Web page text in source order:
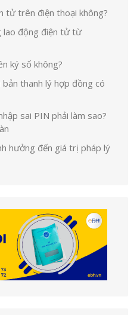
tử trên điện thoại không?
lao động điện tử từ
ký số không?
thanh lý hợp đồng có
sai PIN phải làm sao?
hưởng đến giá trị pháp lý